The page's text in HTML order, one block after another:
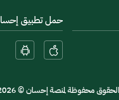
حمل تطبيق إحسان
محفوظة لمنصة إحسان © 2026